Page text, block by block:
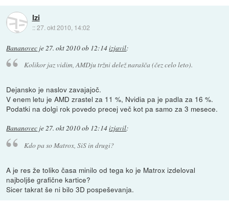
Izi
::27. okt 2010, 14:02
Bananovec je27. okt 2010 ob 12:14izjavil:
Kolikor jaz vidim, AMDju tržni delež narašča (čez celo leto).
Dejansko je naslov zavajajoč.
V enem letu je AMD zrastel za 11 %, Nvidia pa je padla za 16 %.
Podatki na dolgi rok povedo precej več kot pa samo za 3 mesece.
Bananovec je27. okt 2010 ob 12:14izjavil:
Kdo pa so Matrox, SiS in drugi?
A je res že toliko časa minilo od tega ko je Matrox izdeloval
najboljše grafične kartice?
Sicer takrat še ni bilo 3D pospeševanja.